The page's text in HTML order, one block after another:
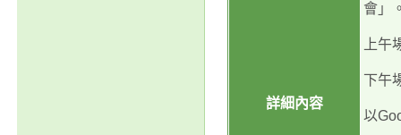
詳細內容
會」
上午
下午
以